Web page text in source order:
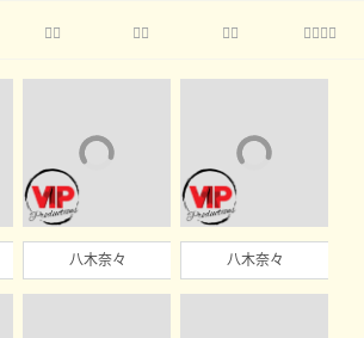
   
八木奈々 八木奈々